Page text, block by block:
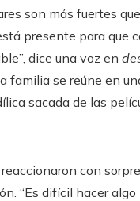
son más fuertes
presente para que
dice una voz en
familia se reúne en
sacada de las
con
“Es difícil hacer algo